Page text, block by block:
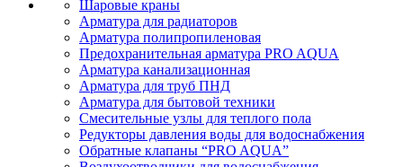
Шаровые краны
Арматура для радиаторов
Арматура полипропиленовая
Предохранительная арматура PRO AQUA
Арматура канализационная
Арматура для труб ПНД
Арматура для бытовой техники
Смесительные узлы для теплого пола
Редукторы давления воды для водоснабжения
Обратные клапаны “PRO AQUA”